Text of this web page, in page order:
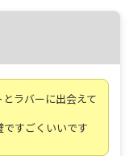
ラバーに出会えて
すごくいいです